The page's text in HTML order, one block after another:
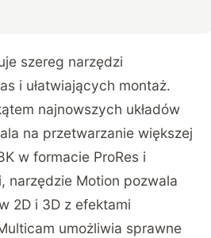
szereg narzędzi
i ułatwiających montaż.
najnowszych układów
na przetwarzanie większej
w formacie ProRes i
narzędzie Motion pozwala
2D i 3D z efektami
umożliwia sprawne